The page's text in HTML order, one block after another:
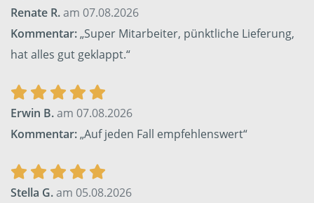
Renate R.am 07.08.2026
Kommentar:„Super Mitarbeiter, pünktliche Lieferung,
hat alles gut geklappt.“
Erwin B.am 07.08.2026
Kommentar:„Auf jeden Fall empfehlenswert“
Stella G.am 05.08.2026